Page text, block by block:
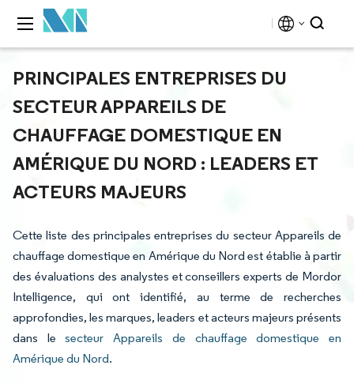
PRINCIPALES ENTREPRISES DU
SECTEUR APPAREILS DE
CHAUFFAGE DOMESTIQUE EN
AMÉRIQUE DU NORD : LEADERS ET
ACTEURS MAJEURS
Cette liste des principales entreprises du secteur Appareils de
chauffage domestique en Amérique du Nord est établie à partir
des évaluations des analystes et conseillers experts de Mordor
Intelligence, qui ont identifié, au terme de recherches
approfondies, les marques, leaders et acteurs majeurs présents
dans lesecteur Appareils de chauffage domestique en
Amérique du Nord.